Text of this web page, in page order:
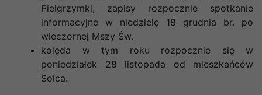
Pielgrzymki, zapisy rozpocznie spotkanie
informacyjne w niedzielę 18 grudnia br. po
wieczornej Mszy Św.
kolęda w tym roku rozpocznie się w
poniedziałek 28 listopada od mieszkańców
Solca.